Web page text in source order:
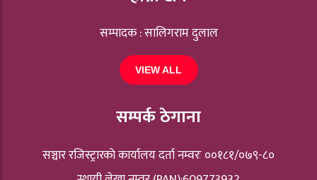
सम्पादक : सालिगराम दुलाल
VIEW ALL
सम्पर्क ठेगाना
सञ्चार रजिस्ट्रारकाे कार्यालय दर्ता नम्वरः ००१८१/०७९-८०